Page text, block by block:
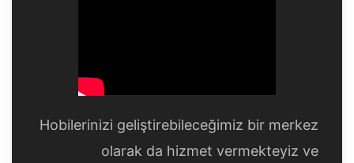
Hobilerinizi geliştirebileceğimiz bir merkez
olarak da hizmet vermekteyiz ve